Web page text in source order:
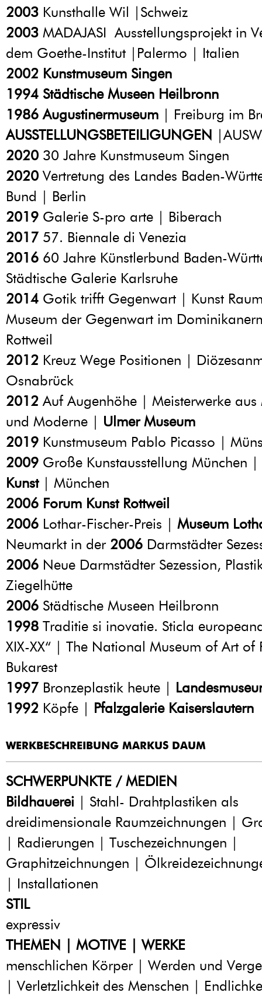
2003 Kunsthalle Wil |Schweiz
2003 MADAJASI Ausstellungsprojekt in
dem Goethe-Institut |Palermo | Italien
2002 Kunstmuseum Singen
1994 Städtische Museen Heilbronn
1986 Augustinermuseum | Freiburg im
AUSSTELLUNGSBETEILIGUNGEN
2020 30 Jahre Kunstmuseum Singen
2020 Vertretung des Landes Baden-
Bund | Berlin
2019 Galerie S-pro arte | Biberach
2017 57. Biennale di Venezia
2016 60 Jahre Künstlerbund Baden-
Städtische Galerie Karlsruhe
2014 Gotik trifft Gegenwart | Kunst
Museum der Gegenwart im
Rottweil
2012 Kreuz Wege Positionen |
Osnabrück
2012 Auf Augenhöhe | Meisterwerke aus
und Moderne | Ulmer Museum
2019 Kunstmuseum Pablo Picasso |
2009 Große Kunstausstellung München |
Kunst| München
2006 Forum Kunst Rottweil
2006 Lothar-Fischer-Preis | Museum
Neumarkt in der 2006 Darmstädter
2006 Neue Darmstädter Sezession,
Ziegelhütte
2006 Städtische Museen Heilbronn
1998 Traditie si inovatie. Sticla
XIX-XX“ | The National Museum of Art
Bukarest
1997 Bronzeplastik heute |
1992 Köpfe | Pfalzgalerie Kaiserslautern
WERKBESCHREIBUNG MARKUS DAUM
SCHWERPUNKTE / MEDIEN
Bildhauerei | Stahl- Drahtplastiken als
dreidimensionale Raumzeichnungen |
| Radierungen | Tuschezeichnungen |
Graphitzeichnungen |
| Installationen
STIL
expressiv
THEMEN | MOTIVE | WERKE
menschlichen Körper | Werden und
| Verletzlichkeit des Menschen |